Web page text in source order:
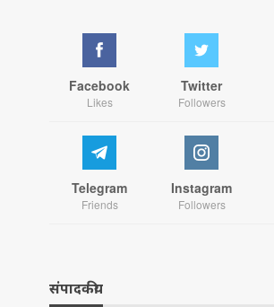
Facebook
Likes
Twitter
Followers
Telegram
Friends
Instagram
Followers
संपादकीय